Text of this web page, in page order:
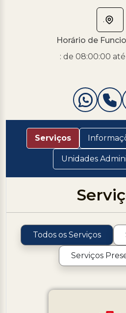
.
Horário de
: de 08:00:00
Serviços
Unidades
Todos os Serviços
Serviços